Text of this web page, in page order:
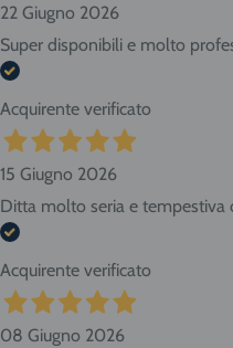
22 Giugno 2026
Super disponibili e molto
Acquirente verificato
15 Giugno 2026
Ditta molto seria e tempestiva
Acquirente verificato
08 Giugno 2026